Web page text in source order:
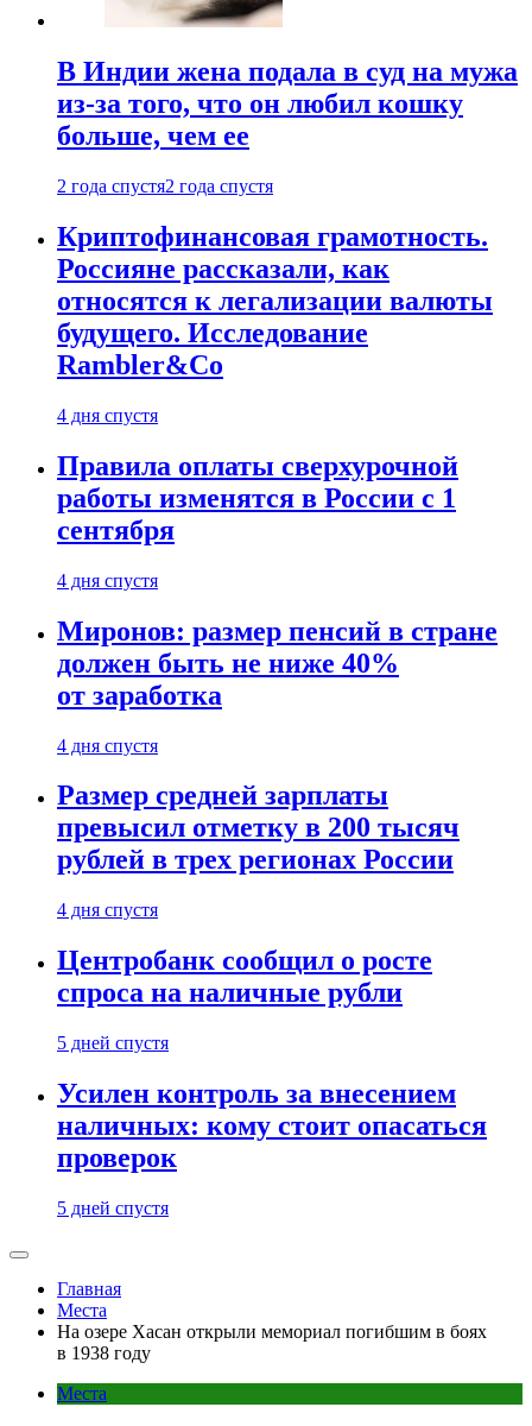
В Индии жена подала в суд на мужа
из-за того, что он любил кошку
больше, чем ее
2 года спустя2 года спустя
Криптофинансовая грамотность.
Россияне рассказали, как
относятся к легализации валюты
будущего. Исследование
Rambler&Co
4 дня спустя
Правила оплаты сверхурочной
работы изменятся в России с 1
сентября
4 дня спустя
Миронов: размер пенсий в стране
должен быть не ниже 40%
от заработка
4 дня спустя
Размер средней зарплаты
превысил отметку в 200 тысяч
рублей в трех регионах России
4 дня спустя
Центробанк сообщил о росте
спроса на наличные рубли
5 дней спустя
Усилен контроль за внесением
наличных: кому стоит опасаться
проверок
5 дней спустя
Главная
Места
На озере Хасан открыли мемориал погибшим в боях
в 1938 году
Места